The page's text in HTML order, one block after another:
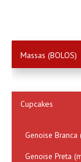
Massas (BOLOS)
Cupcakes
Genoise Branca
Genoise Preta